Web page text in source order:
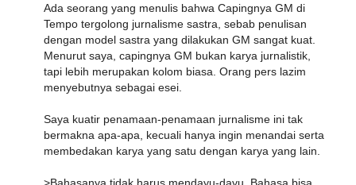
Ada seorang yang menulis bahwa Capingnya GM di
Tempo tergolong jurnalisme sastra, sebab penulisan
dengan model sastra yang dilakukan GM sangat kuat.
Menurut saya, capingnya GM bukan karya jurnalistik,
tapi lebih merupakan kolom biasa. Orang pers lazim
menyebutnya sebagai esei.
Saya kuatir penamaan-penamaan jurnalisme ini tak
bermakna apa-apa, kecuali hanya ingin menandai serta
membedakan karya yang satu dengan karya yang lain.